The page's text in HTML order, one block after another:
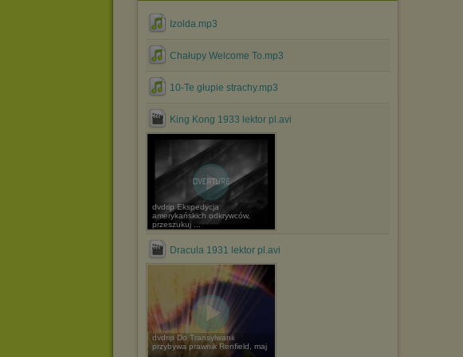
Izolda.mp3
Chałupy Welcome To.mp3
10-Te głupie strachy.mp3
King Kong 1933 lektor pl.avi
dvdrip Ekspedycja
amerykańskich odkrywców,
przeszukuj ...
Dracula 1931 lektor pl.avi
dvdrip Do Transylwanii
przybywa prawnik Renfield, maj